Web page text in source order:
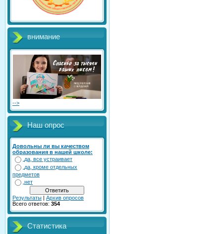
внимание
-->
Наш опрос
Довольны ли вы качеством
образования в нашей школе:
да, все устраивает
да, кроме отдельных
предметов
нет
Результаты | Архив опросов
Всего ответов: 354
Статистика